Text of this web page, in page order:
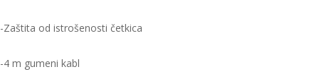
-Zaštita od istrošenosti četkica
-4 m gumeni kabl